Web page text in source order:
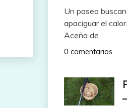
Un paseo
apaciguar el
Aceña de
0 comentarios